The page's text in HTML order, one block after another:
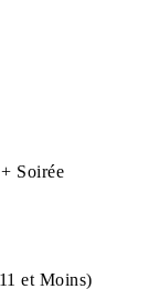
Soirée
et Moins)